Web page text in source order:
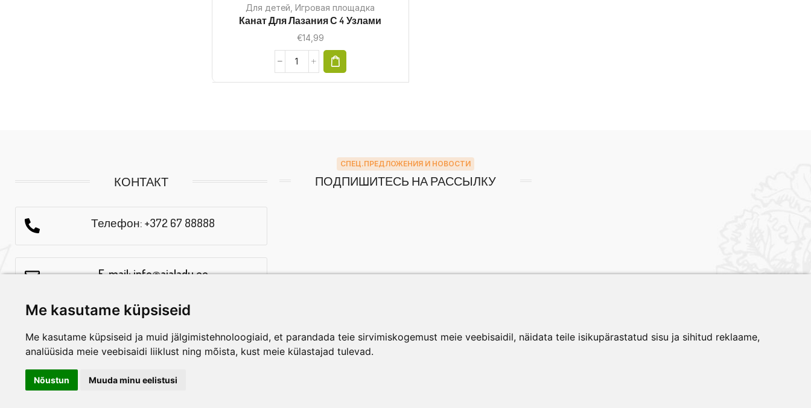
Me kasutame küpsiseid
Me kasutame küpsiseid ja muid jälgimistehnoloogiaid, et parandada teie sirvimiskogemust meie veebisaidil, näidata teile isikupärastatud sisu ja sihitud reklaame,
analüüsida meie veebisaidi liiklust ning mõista, kust meie külastajad tulevad.
Nõustun Muuda minu eelistusi
Для детей ,Игровая площадка
Канат Для Лазания С 4 Узлами
€14,99
КОНТАКТ
Телефон: +372 67 88888
E-mail: info@aialadu.ee
СПЕЦ.ПРЕДЛОЖЕНИЯ И НОВОСТИ
ПОДПИШИТЕСЬ НА РАССЫЛКУ